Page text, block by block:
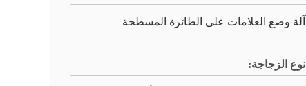
آلة وضع العلامات على الطائرة المسطحة
نوع الزجاجة: